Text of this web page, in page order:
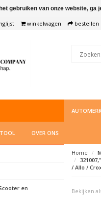
winkelwagen bestellen
OVER ONS
en
Home
/ Allo /
Bekijken
gebruiken van onze website,